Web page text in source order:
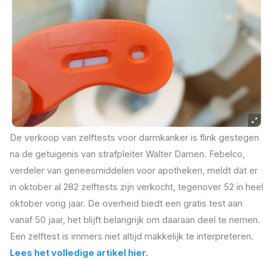
De verkoop van zelftests voor darmkanker is flink gestegen
na de getuigenis van strafpleiter Walter Damen. Febelco,
verdeler van geneesmiddelen voor apotheken, meldt dat er
in oktober al 282 zelftests zijn verkocht, tegenover 52 in heel
oktober vorig jaar. De overheid biedt een gratis test aan
vanaf 50 jaar, het blijft belangrijk om daaraan deel te nemen.
Een zelftest is immers niet altijd makkelijk te interpreteren.
Lees het volledige artikel hier.